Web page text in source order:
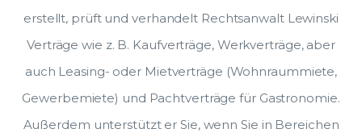
erstellt, prüft und verhandelt Rechtsanwalt Lewinski
Verträge wie z. B. Kaufverträge, Werkverträge, aber
auch Leasing- oder Mietverträge (Wohnraummiete,
Gewerbemiete) und Pachtverträge für Gastronomie.
Außerdem unterstützt er Sie, wenn Sie in Bereichen